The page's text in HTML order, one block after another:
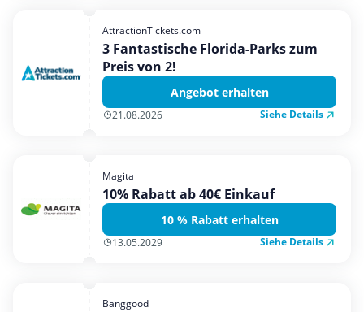
AttractionTickets.com
3 Fantastische Florida-Parks zum
Preis von 2!
Angebot erhalten
21.08.2026 Siehe Details
Magita
10% Rabatt ab 40€ Einkauf
10 % Rabatt erhalten
13.05.2029 Siehe Details
Banggood